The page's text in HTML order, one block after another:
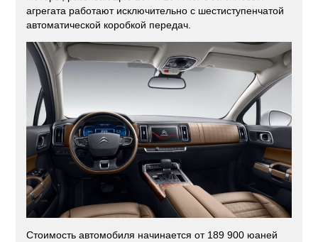
агрегата работают исключительно с шестиступенчатой
автоматической коробкой передач.
Стоимость автомобиля начинается от 189 900 юаней